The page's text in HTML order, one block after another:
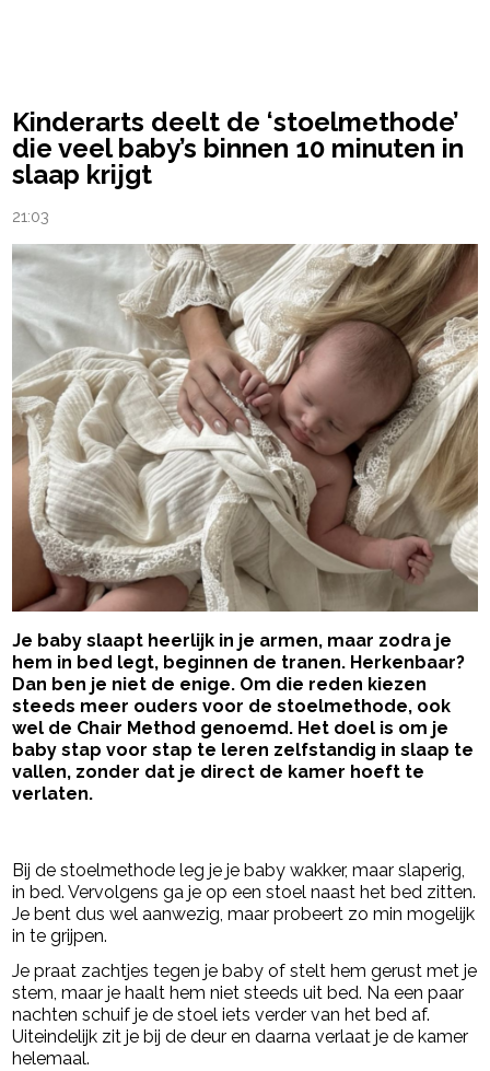
Kinderarts deelt de ‘stoelmethode’
die veel baby’s binnen 10 minuten in
slaap krijgt
21:03
Je baby slaapt heerlijk in je armen, maar zodra je
hem in bed legt, beginnen de tranen. Herkenbaar?
Dan ben je niet de enige. Om die reden kiezen
steeds meer ouders voor de stoelmethode, ook
wel de Chair Method genoemd. Het doel is om je
baby stap voor stap te leren zelfstandig in slaap te
vallen, zonder dat je direct de kamer hoeft te
verlaten.
Bij de stoelmethode leg je je baby wakker, maar slaperig,
in bed. Vervolgens ga je op een stoel naast het bed zitten.
Je bent dus wel aanwezig, maar probeert zo min mogelijk
in te grijpen.
Je praat zachtjes tegen je baby of stelt hem gerust met je
stem, maar je haalt hem niet steeds uit bed. Na een paar
nachten schuif je de stoel iets verder van het bed af.
Uiteindelijk zit je bij de deur en daarna verlaat je de kamer
helemaal.